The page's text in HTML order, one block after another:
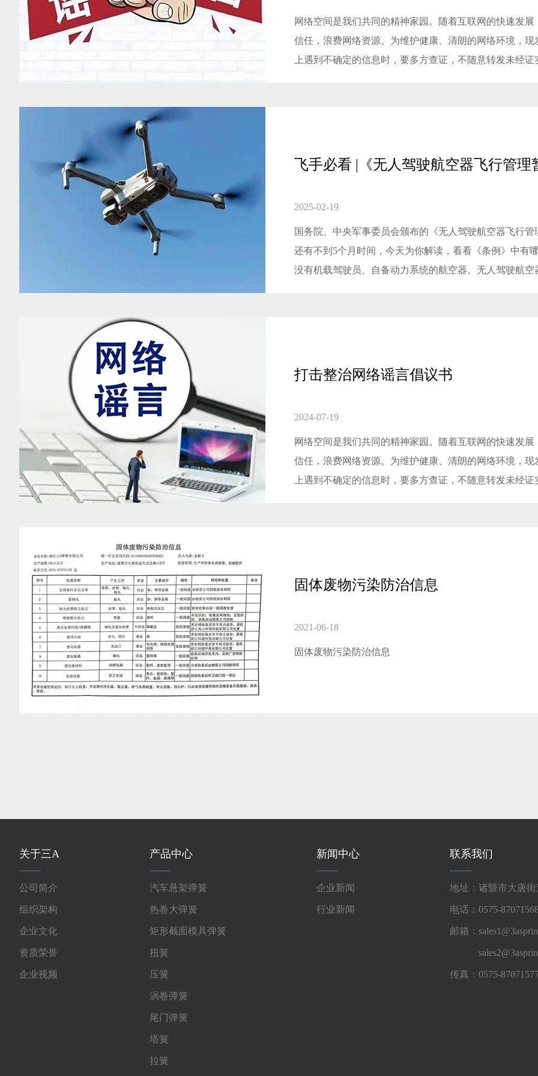
网络空间是我们共同的精神家园。随着互联网的快速发
信任，浪费网络资源。为维护健康、清朗的网络环境，
上遇到不确定的信息时，要多方查证，不随意转发未经
飞手必看 |《无人驾驶航空器飞行管理
2025-02-19
国务院、中央军事委员会颁布的《无人驾驶航空器飞行
还有不到5个月时间，今天为你解读，看看《条例》中有
没有机载驾驶员、自备动力系统的航空器。无人驾驶航
打击整治网络谣言倡议书
2024-07-19
网络空间是我们共同的精神家园。随着互联网的快速发
信任，浪费网络资源。为维护健康、清朗的网络环境，
上遇到不确定的信息时，要多方查证，不随意转发未经
固体废物污染防治信息
2021-06-18
固体废物污染防治信息
关于三A
公司简介
组织架构
企业文化
资质荣誉
企业视频
产品中心
汽车悬架弹簧
热卷大弹簧
矩形截面模具弹簧
扭簧
压簧
涡卷弹簧
尾门弹簧
塔簧
拉簧
新闻中心
企业新闻
行业新闻
联系我们
地址：诸暨市大唐
电话：0575-
邮箱：
传真：0575-